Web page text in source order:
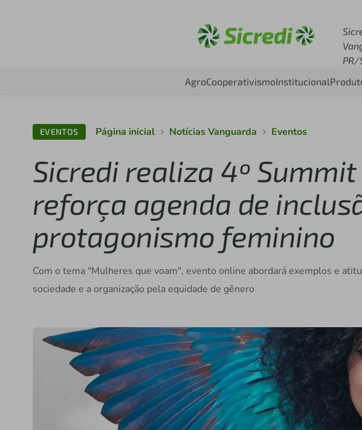
PR/
AgroCooperativismoInstitucional
EVENTOS Página inicial Notícias Vanguarda Eventos
Sicredi realiza 4º
reforça agenda de
protagonismo feminino
Com o tema "Mulheres que voam", evento online abordará exemplos e
sociedade e a organização pela equidade de gênero